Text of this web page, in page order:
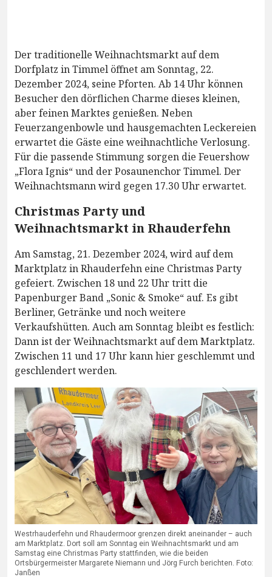
Der traditionelle Weihnachtsmarkt auf dem
Dorfplatz in Timmel öffnet am Sonntag, 22.
Dezember 2024, seine Pforten. Ab 14 Uhr können
Besucher den dörflichen Charme dieses kleinen,
aber feinen Marktes genießen. Neben
Feuerzangenbowle und hausgemachten Leckereien
erwartet die Gäste eine weihnachtliche Verlosung.
Für die passende Stimmung sorgen die Feuershow
„Flora Ignis“ und der Posaunenchor Timmel. Der
Weihnachtsmann wird gegen 17.30 Uhr erwartet.
Christmas Party und
Weihnachtsmarkt in Rhauderfehn
Am Samstag, 21. Dezember 2024, wird auf dem
Marktplatz in Rhauderfehn eine Christmas Party
gefeiert. Zwischen 18 und 22 Uhr tritt die
Papenburger Band „Sonic & Smoke“ auf. Es gibt
Berliner, Getränke und noch weitere
Verkaufshütten. Auch am Sonntag bleibt es festlich:
Dann ist der Weihnachtsmarkt auf dem Marktplatz.
Zwischen 11 und 17 Uhr kann hier geschlemmt und
geschlendert werden.
Westrhauderfehn und Rhaudermoor grenzen direkt aneinander – auch
am Marktplatz. Dort soll am Sonntag ein Weihnachtsmarkt und am
Samstag eine Christmas Party stattfinden, wie die beiden
Ortsbürgermeister Margarete Niemann und Jörg Furch berichten. Foto:
Janßen